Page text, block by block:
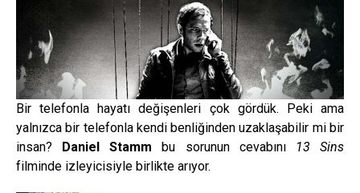
Bir telefonla hayatı değişenleri çok gördük. Peki ama
yalnızca bir telefonla kendi benliğinden uzaklaşabilir mi bir
insan? Daniel Stammbu sorunun cevabını
13 Sins
filminde izleyicisiyle birlikte arıyor.